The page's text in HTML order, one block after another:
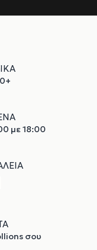
με 18:00
σου